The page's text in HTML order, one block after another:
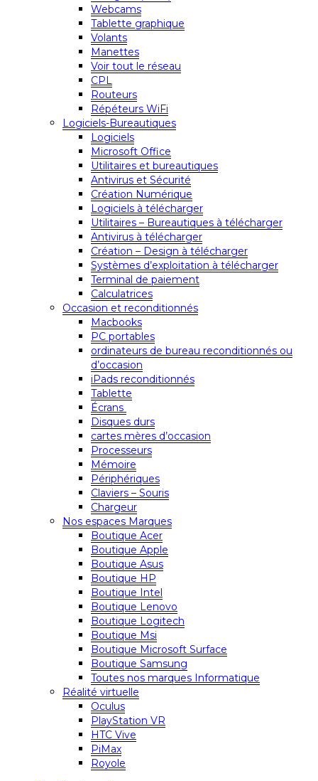
Webcams
Tablette graphique
Volants
Manettes
Voir tout le réseau
CPL
Routeurs
Répéteurs WiFi
Logiciels-Bureautiques
Logiciels
Microsoft Office
Utilitaires et bureautiques
Antivirus et Sécurité
Création Numérique
Logiciels à télécharger
Utilitaires – Bureautiques à télécharger
Antivirus à télécharger
Création – Design à télécharger
Systèmes d’exploitation à télécharger
Terminal de paiement
Calculatrices
Occasion et reconditionnés
Macbooks
PC portables
ordinateurs de bureau reconditionnés ou
d’occasion
iPads reconditionnés
Tablette
Écrans
Disques durs
cartes mères d’occasion
Processeurs
Mémoire
Périphériques
Claviers – Souris
Chargeur
Nos espaces Marques
Boutique Acer
Boutique Apple
Boutique Asus
Boutique HP
Boutique Intel
Boutique Lenovo
Boutique Logitech
Boutique Msi
Boutique Microsoft Surface
Boutique Samsung
Toutes nos marques Informatique
Réalité virtuelle
Oculus
PlayStation VR
HTC Vive
PiMax
Royole